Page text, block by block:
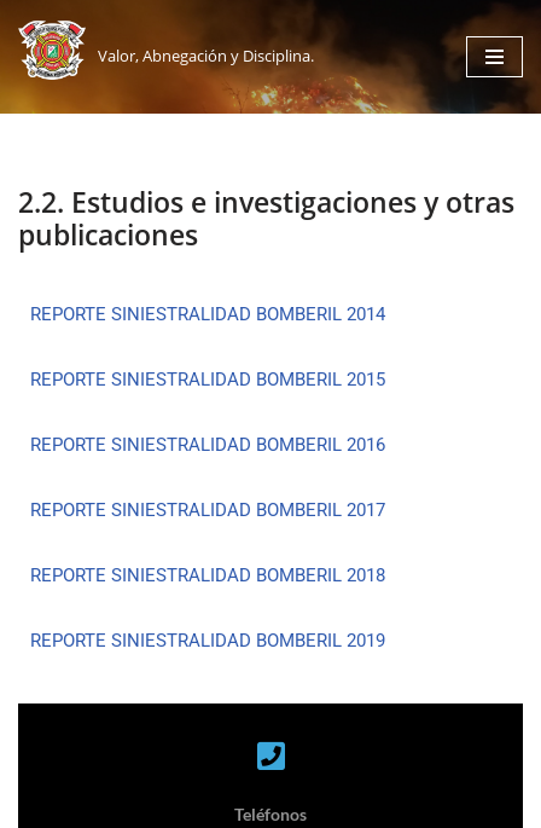
Saltar
al
Valor, Abnegación y Disciplina.
2.2. Estudios e investigaciones y otras
publicaciones
REPORTE SINIESTRALIDAD BOMBERIL 2014
REPORTE SINIESTRALIDAD BOMBERIL 2015
REPORTE SINIESTRALIDAD BOMBERIL 2016
REPORTE SINIESTRALIDAD BOMBERIL 2017
REPORTE SINIESTRALIDAD BOMBERIL 2018
REPORTE SINIESTRALIDAD BOMBERIL 2019
Teléfonos